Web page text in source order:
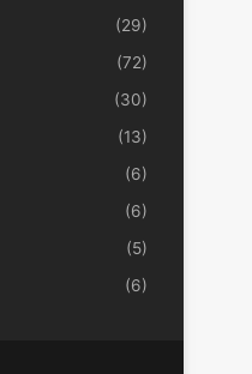
(29)
(72)
(30)
(13)
(6)
(6)
(5)
(6)